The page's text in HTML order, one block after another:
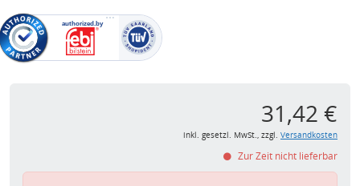
31,42 €
inkl. gesetzl. MwSt., zzgl. Versandkosten
Zur Zeit nicht lieferbar